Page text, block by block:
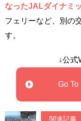
なったJALダイナミ
フェリーなど、別の
す。
↓公式
Go
関連記事